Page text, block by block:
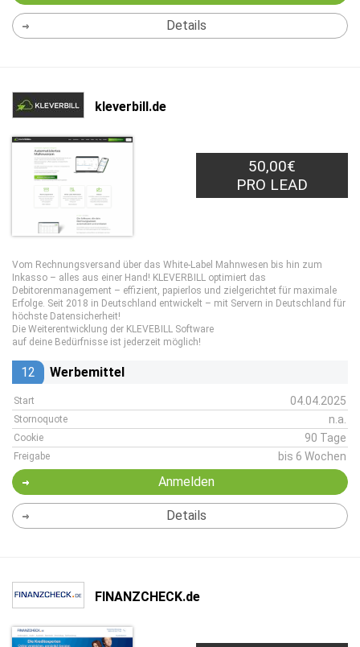
Details
kleverbill.de
50,00€
PRO LEAD
Vom Rechnungsversand über das White-Label Mahnwesen bis hin zum
Inkasso – alles aus einer Hand! KLEVERBILL optimiert das
Debitorenmanagement – effizient, papierlos und zielgerichtet für maximale
Erfolge. Seit 2018 in Deutschland entwickelt – mit Servern in Deutschland für
höchste Datensicherheit!
Die Weiterentwicklung der KLEVEBILL Software
auf deine Bedürfnisse ist jederzeit möglich!
12 Werbemittel
Start 04.04.2025
Stornoquote n.a.
Cookie 90 Tage
Freigabe bis 6 Wochen
Anmelden
Details
FINANZCHECK.de